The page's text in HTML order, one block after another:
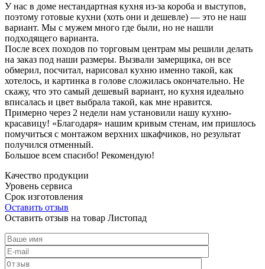
У нас в доме нестандартная кухня из-за короба и выступов,
поэтому готовые кухни (хоть они и дешевле) — это не наш
вариант. Мы с мужем много где были, но не нашли
подходящего варианта.
После всех походов по торговым центрам мы решили делать
на заказ под наши размеры. Вызвали замерщика, он все
обмерил, посчитал, нарисовал кухню именно такой, как
хотелось, и картинка в голове сложилась окончательно. Не
скажу, что это самый дешевый вариант, но кухня идеально
вписалась и цвет выбрала такой, как мне нравится.
Примерно через 2 недели нам установили нашу кухню-
красавицу! «Благодаря» нашим кривым стенам, им пришлось
помучиться с монтажом верхних шкафчиков, но результат
получился отменный.
Большое всем спасибо! Рекомендую!
Качество продукции
Уровень сервиса
Срок изготовления
Оставить отзыв
Оставить отзыв на товар Листопад